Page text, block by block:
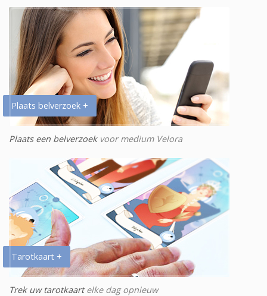
Plaats belverzoek +
Plaats een belverzoekvoor medium Velora
Tarotkaart +
Trek uw tarotkaartelke dag opnieuw